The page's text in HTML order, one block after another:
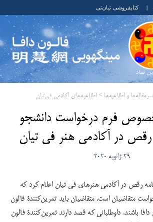
| کتابفروشی تیان‌تی
سرمقاله‌ها و اطلاعیه‌ها > اطلاعیه‌های آکادمی فی‌تیان
خصوص فرم درخواست دانشجو
رقص در آکادمی هنر فی تیان
29 ژانویه 2020
رقص در آکادمی هنرهای فی تیان اعلام کرد که
متقاضیان است. متقاضیان باید تمرین‌کنندۀ فالون
دافا باشند. داوطلبانی که قصد دارند تمرین‌کنندۀ فالون